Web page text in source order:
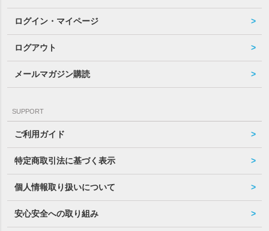
ログイン・マイページ
ログアウト
メールマガジン購読
SUPPORT
ご利用ガイド
特定商取引法に基づく表示
個人情報取り扱いについて
安心安全への取り組み